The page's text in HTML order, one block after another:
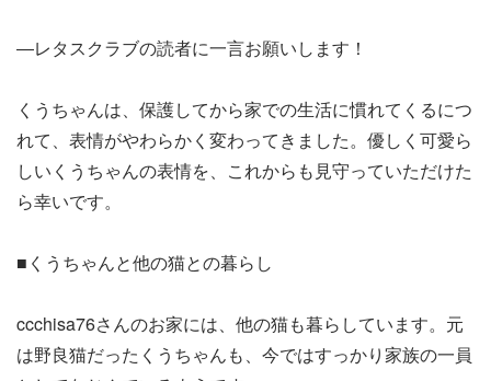
―レタスクラブの読者に一言お願いします！
くうちゃんは、保護してから家での生活に慣れてくるにつ
れて、表情がやわらかく変わってきました。優しく可愛ら
しいくうちゃんの表情を、これからも見守っていただけた
ら幸いです。
■くうちゃんと他の猫との暮らし
ccchisa76さんのお家には、他の猫も暮らしています。元
は野良猫だったくうちゃんも、今ではすっかり家族の一員